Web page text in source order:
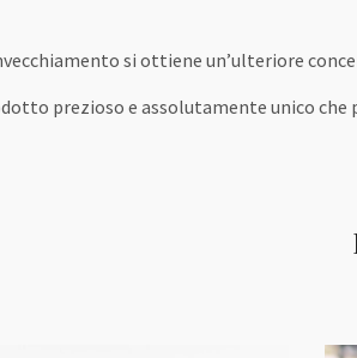
si ottiene un’ulteriore
prezioso e assolutamente unico